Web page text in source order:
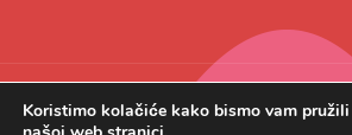
Koristimo kolačiće kako bismo vam